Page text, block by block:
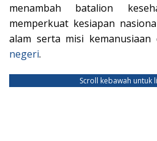
menambah batalion
memperkuat kesiapan
alam serta misi
negeri.
Scroll kebawah untuk